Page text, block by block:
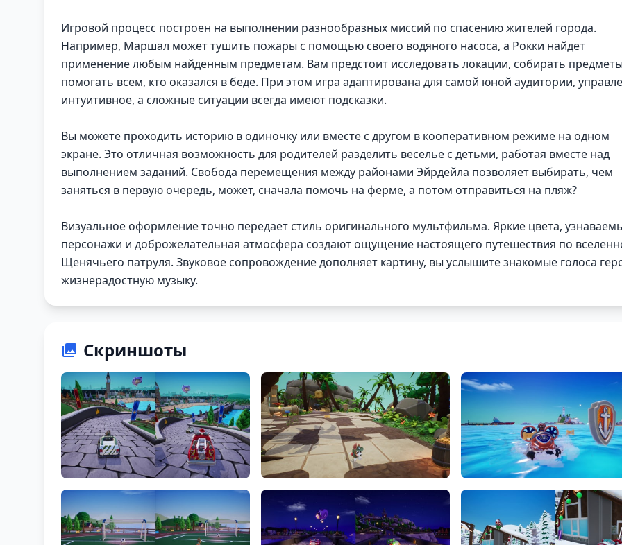
Игровой процесс построен на выполнении разнообразных миссий по спасению жителей города.
Например, Маршал может тушить пожары с помощью своего водяного насоса, а Рокки найдет
применение любым найденным предметам. Вам предстоит исследовать локации, собирать
помогать всем, кто оказался в беде. При этом игра адаптирована для самой юной аудитории,
интуитивное, а сложные ситуации всегда имеют подсказки.
Вы можете проходить историю в одиночку или вместе с другом в кооперативном режиме на одном
экране. Это отличная возможность для родителей разделить веселье с детьми, работая вместе над
выполнением заданий. Свобода перемещения между районами Эйрдейла позволяет выбирать, чем
заняться в первую очередь, может, сначала помочь на ферме, а потом отправиться на пляж?
Визуальное оформление точно передает стиль оригинального мультфильма. Яркие цвета,
персонажи и доброжелательная атмосфера создают ощущение настоящего путешествия по
Щенячьего патруля. Звуковое сопровождение дополняет картину, вы услышите знакомые голоса
жизнерадостную музыку.
Скриншоты